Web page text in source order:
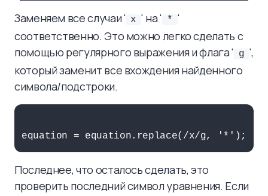
Заменяем все случаи ' x ' на ' * '
соответственно. Это можно легко сделать с
помощью регулярного выражения и флага ' g ',
который заменит все вхождения найденного
символа/подстроки.
Последнее, что осталось сделать, это
проверить последний символ уравнения. Если